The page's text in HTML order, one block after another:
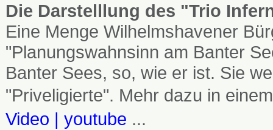
Die Darstelllung des "Trio
Eine Menge Wilhelmshavener
"Planungswahnsinn am Banter
Banter Sees, so, wie er ist. Sie
"Priveligierte". Mehr dazu in
Video | youtube ...